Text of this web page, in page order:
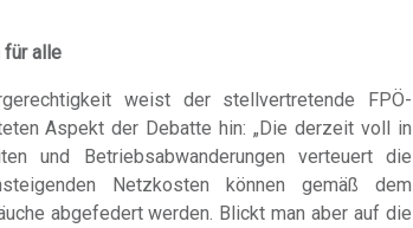
für alle
weist der stellvertretende FPÖ-
Aspekt der Debatte hin: „Die derzeit voll in
und Betriebsabwanderungen verteuert die
Netzkosten können gemäß dem
abgefedert werden. Blickt man aber auf die